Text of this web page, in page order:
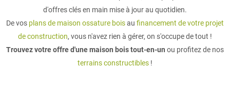
d'offres clés en main mise à jour au quotidien.
De vos plans de maison ossature boisau financement de votre projet
de construction, vous n'avez rien à gérer, on s'occupe de tout !
Trouvez votre offre d'une maison bois tout-en-un ou profitez de nos
terrains constructibles !